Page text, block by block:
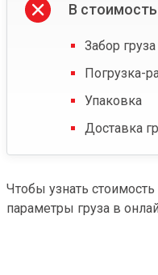
В
Забор
Погрузка-
Упаковка
Доставка
Чтобы узнать
параметры груза в